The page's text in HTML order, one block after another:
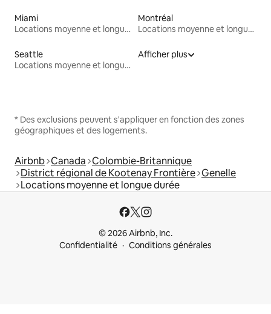
Miami
Locations moyenne et longue durée
Montréal
Locations moyenne et longue durée
Seattle
Locations moyenne et longue durée
Afficher plus
* Des exclusions peuvent s'appliquer en fonction des zones
géographiques et des logements.
Airbnb Canada Colombie-Britannique
District régional de Kootenay Frontière Genelle
Locations moyenne et longue durée
© 2026 Airbnb, Inc.
Confidentialité
Conditions générales